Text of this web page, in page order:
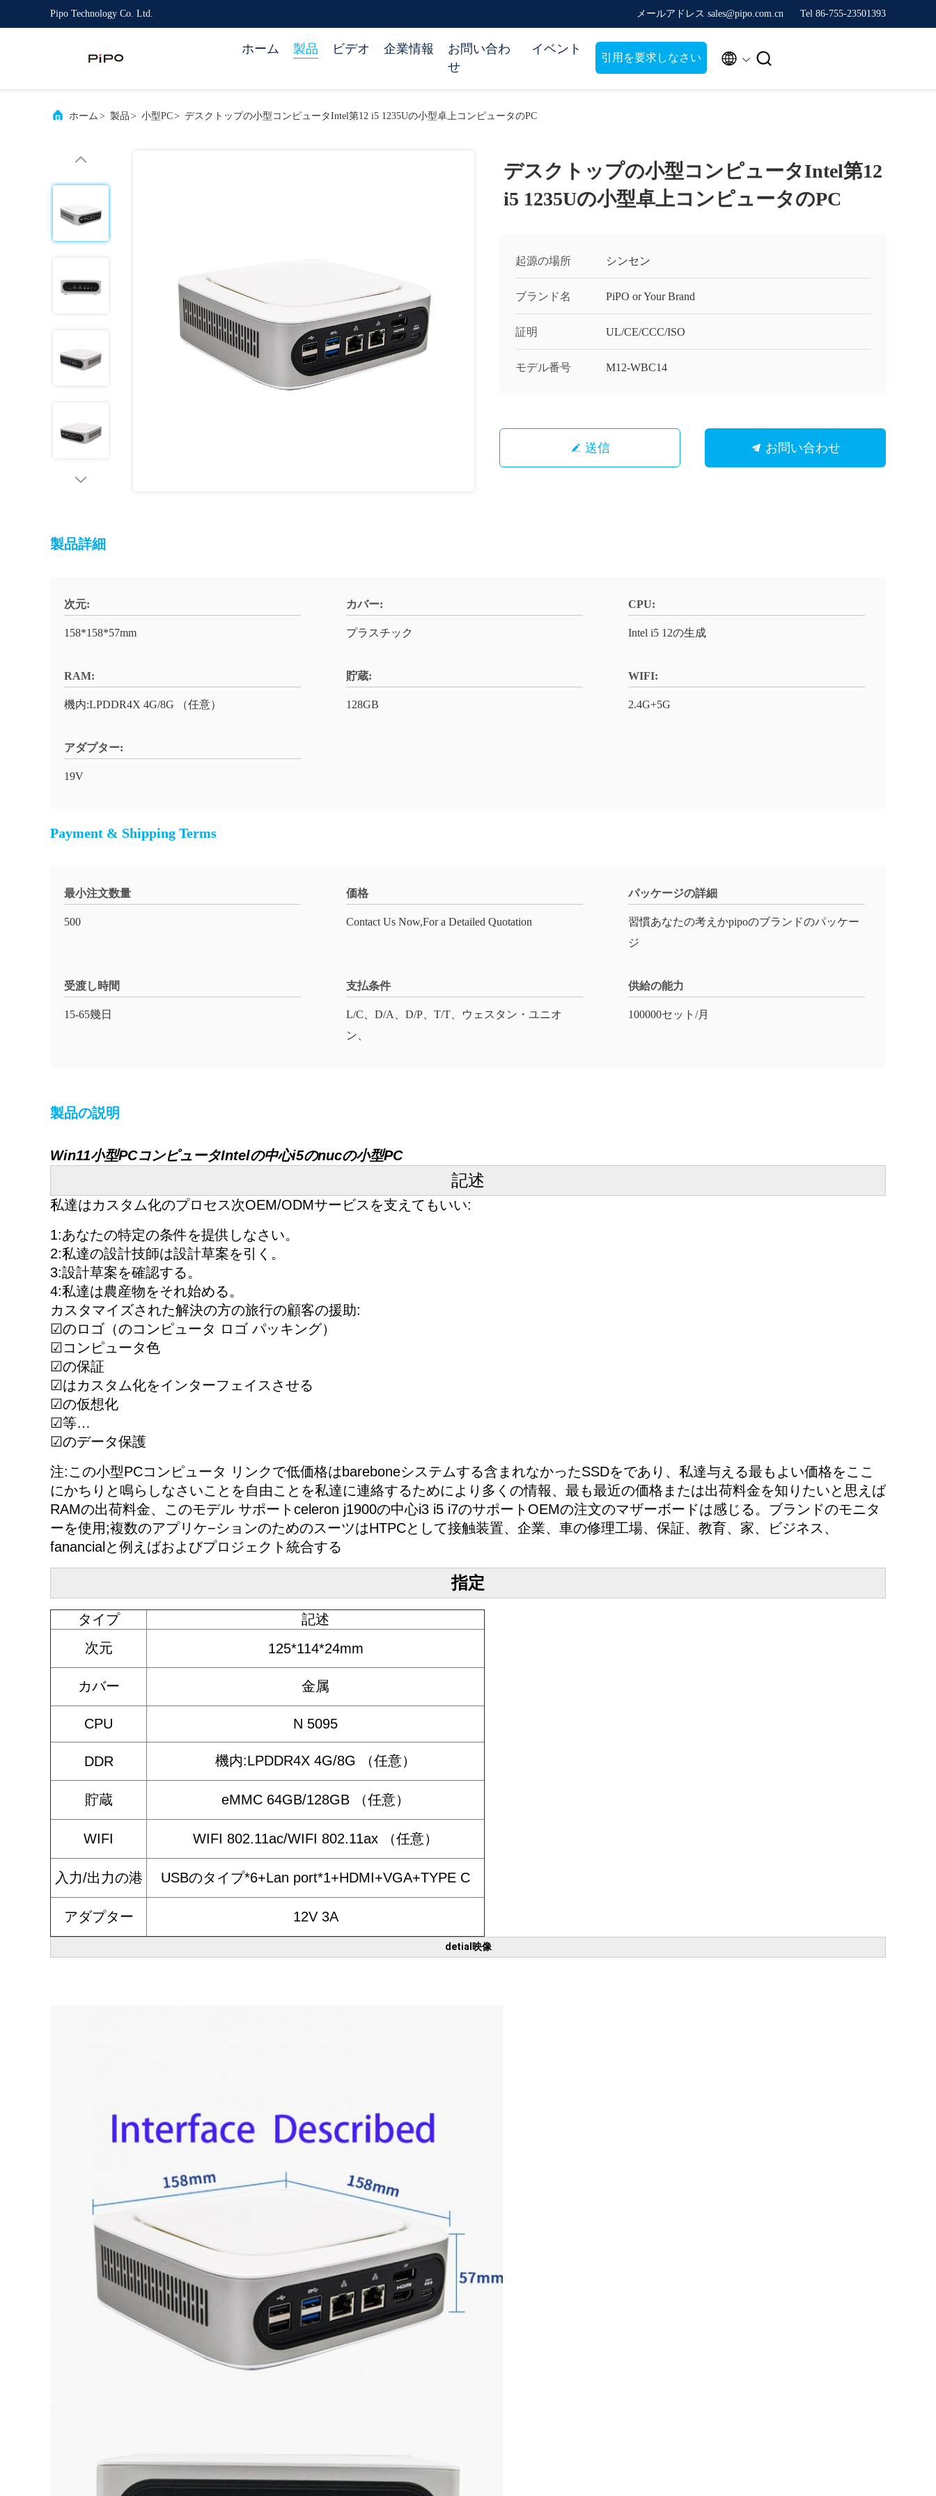
Pipo Technology Co. Ltd. メールアドレス sales@pipo.com.cn Tel 86-755-23501393
ホーム 製品 ビデオ 企業情報
お問い合わ
せ
イベント
引用を要求しなさい  
ホーム > 製品 > 小型PC> デスクトップの小型コンピュータIntel第12 i5 1235Uの小型卓上コンピュータのPC
デスクトップの小型コンピュータIntel第12
i5 1235Uの小型卓上コンピュータのPC
起源の場所 シンセン
ブランド名 PiPO or Your Brand
証明 UL/CE/CCC/ISO
モデル番号 M12-WBC14
送信 お問い合わせ
製品詳細
次元:
158*158*57mm
カバー:
プラスチック
CPU:
Intel i5 12の生成
RAM:
機内:LPDDR4X 4G/8G （任意）
貯蔵:
128GB
WIFI:
2.4G+5G
アダプター:
19V
Payment & Shipping Terms
最小注文数量
500
価格
Contact Us Now,For a Detailed Quotation
パッケージの詳細
習慣あなたの考えかpipoのブランドのパッケー
ジ
受渡し時間
15-65幾日
支払条件
L/C、D/A、D/P、T/T、ウェスタン・ユニオ
ン、
供給の能力
100000セット/月
製品の説明
Win11小型PCコンピュータIntelの中心i5のnucの小型PC
記述
私達はカスタム化のプロセス次OEM/ODMサービスを支えてもいい:
1:あなたの特定の条件を提供しなさい。
2:私達の設計技師は設計草案を引く。
3:設計草案を確認する。
4:私達は農産物をそれ始める。
カスタマイズされた解決の方の旅行の顧客の援助:
☑のロゴ（のコンピュータ ロゴ パッキング）
☑コンピュータ色
☑の保証
☑はカスタム化をインターフェイスさせる
☑の仮想化
☑等…
☑のデータ保護
注:この小型PCコンピュータ リンクで低価格はbareboneシステムする含まれなかったSSDをであり、私達与える最もよい価格をここ
にかちりと鳴らしなさいことを自由ことを私達に連絡するためにより多くの情報、最も最近の価格または出荷料金を知りたいと思えば
RAMの出荷料金、このモデル サポートceleron j1900の中心i3 i5 i7のサポートOEMの注文のマザーボードは感じる。ブランドのモニタ
ーを使用;複数のアプリケ−ションのためのスーツはHTPCとして接触装置、企業、車の修理工場、保証、教育、家、ビジネス、
fanancialと例えばおよびプロジェクト統合する
指定
タイプ
記述
次元
125*114*24mm
カバー 金属
CPU N 5095
DDR 機内:LPDDR4X 4G/8G （任意）
貯蔵 eMMC 64GB/128GB （任意）
WIFI WIFI 802.11ac/WIFI 802.11ax （任意）
入力/出力の港 USBのタイプ*6+Lan port*1+HDMI+VGA+TYPE C
アダプター 12V 3A
detial映像